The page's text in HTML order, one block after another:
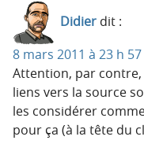
Didier dit :
8 mars 2011 à 23 h
Attention, par contre,
liens vers la source
les considérer
pour ça (à la tête du